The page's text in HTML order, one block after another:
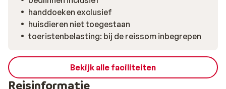
handdoeken exclusief
huisdieren niet toegestaan
toeristenbelasting: bij de reissom inbegrepen
Bekijk alle faciliteiten
Reisinformatie